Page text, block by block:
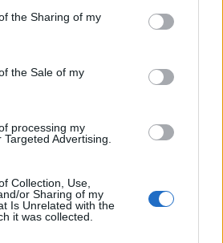
the Sharing of my
the Sale of my
processing my
Advertising.
Collection, Use,
or Sharing of my
Is Unrelated with the
it was collected.
mémoire après 60 ans
PLUS DE L'AUTEUR